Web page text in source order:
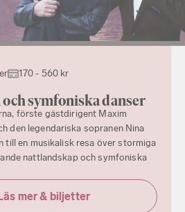
170 - 560 kr
symfoniska danser
förste gästdirigent Maxim
den legendariska sopranen Nina
till en musikalisk resa över stormiga
nattlandskap och symfoniska
mer & biljetter